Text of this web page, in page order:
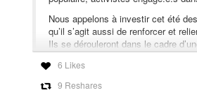
Nous appelons à investir cet été
qu’il s’agit aussi de renforcer et
Ils se dérouleront dans le cadre
Toutes les informations pour
#luttes #pluriversités
6 Likes
9 Reshares